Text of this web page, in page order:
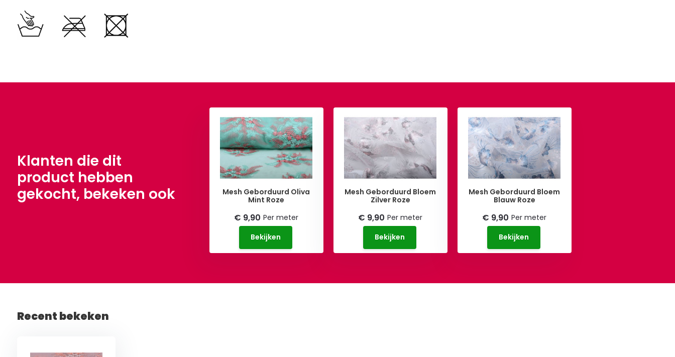
Klanten die dit
product hebben
gekocht, bekeken ook
Mesh Geborduurd Oliva
Mint Roze
€ 9,90 Per meter
Bekijken
Mesh Geborduurd Bloem
Zilver Roze
€ 9,90 Per meter
Bekijken
Mesh Geborduurd Bloem
Blauw Roze
€ 9,90 Per meter
Bekijken
Recent bekeken